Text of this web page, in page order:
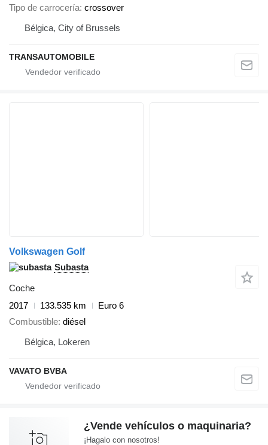
Tipo de carrocería crossover
Bélgica, City of Brussels
TRANSAUTOMOBILE
Volkswagen Golf
Subasta
Coche
2017
133.535 km
Euro 6
Combustible diésel
Bélgica, Lokeren
VAVATO BVBA
¿Vende vehículos o maquinaria?
¡Hagalo con nosotros!